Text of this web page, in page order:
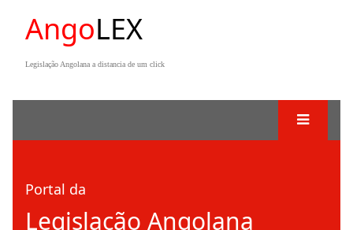
AngoLEX
Legislação Angolana a distancia de um click
Portal da
Legislação Angolana